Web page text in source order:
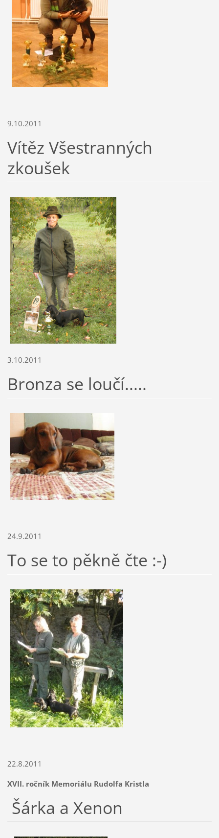
9.10.2011
Vítěz Všestranných
zkoušek
3.10.2011
Bronza se loučí.....
24.9.2011
To se to pěkně čte :-)
22.8.2011
XVII. ročník Memoriálu Rudolfa Kristla
Šárka a Xenon